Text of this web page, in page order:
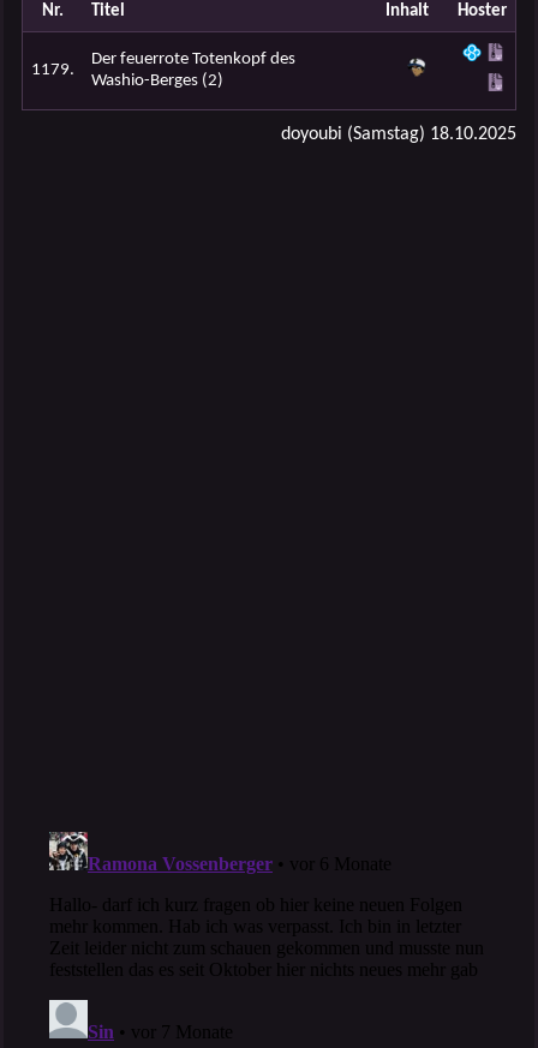
Nr. Titel Inhalt Hoster
1179.
Der feuerrote Totenkopf des
Washio-Berges (2)
doyoubi (Samstag) 18.10.2025